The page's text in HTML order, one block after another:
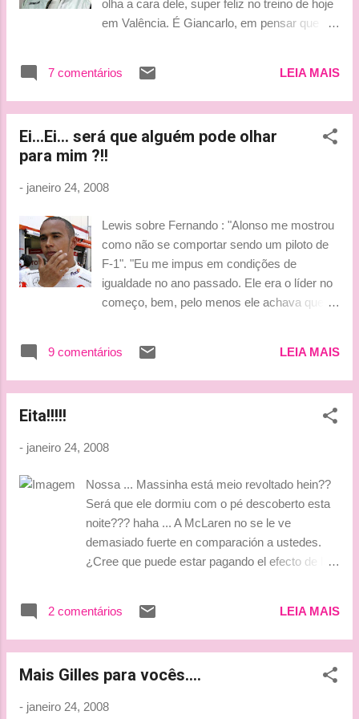
olha a cara dele, super feliz no treino de hoje
em Valência. É Giancarlo, em pensar que
provocar a nossa fúria e decepção,
principalmente como piloto e "just a little"
7 comentários LEIA MAIS
Ei...Ei... será que alguém pode olhar
para mim ?!!
- janeiro 24, 2008
Lewis sobre Fernando : "Alonso me mostrou
como não se comportar sendo um piloto de
F-1". "Eu me impus em condições de
igualdade no ano passado. Ele era o líder no
começo, bem, pelo menos ele achava que
equipe" Dias atrás ele disse o seguinte : " Eu
quase já posso ser visto como o líder da
impressionante !! Tadinha da criança ... Tá
centro das atenções!!!! Esta foi apenas uma
tenho boas dicas para ele : Pendurar um
melancia na cabeça e desfilar pela rua,
famosa e chamar os paparazzi ou sair
AH!!Ele ainda falou ...
9 comentários LEIA MAIS
Eita!!!!!
- janeiro 24, 2008
Nossa ... Massinha está meio revoltado hein??
Será que ele dormiu com o pé descoberto esta
noite??? haha ... A McLaren no se le ve
demasiado fuerte en comparación a ustedes.
¿Cree que puede estar pagando el efecto de la
ni idea. Nunca he trabajado con Alonso, ni con
De la Rosa Y no sé quién es bueno o no a la
parece el rendimiento del piloto español con el
AS.com) Massinha ... Massinha !!!! E ele
2 comentários LEIA MAIS
Mais Gilles para vocês....
- janeiro 24, 2008